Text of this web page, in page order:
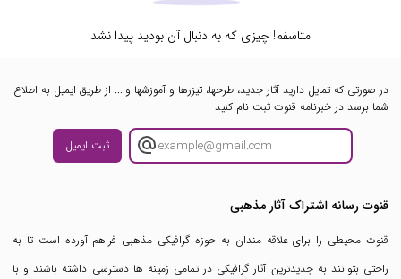
متاسفم! چیزی که به دنبال آن بودید پیدا نشد
در صورتی که تمایل دارید آثار جدید، طرحها، تیزرها و آموزشها و.... از طریق ایمیل به اطلاع
شما برسد در خبرنامه قنوت ثبت نام کنید
ثبت ایمیل
قنوت رسانه اشتراک آثار مذهبی
قنوت محیطی را برای علاقه مندان به حوزه گرافیکی مذهبی فراهم آورده است تا به
راحتی بتوانند به جدیدترین آثار گرافیکی در تمامی زمینه ها دسترسی داشته باشند و با